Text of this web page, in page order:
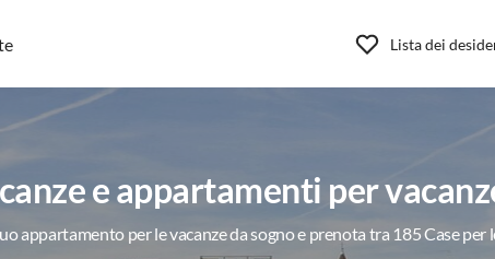
Lista dei
e appartamenti per
appartamento per le vacanze da sogno e prenota tra 185 Case per